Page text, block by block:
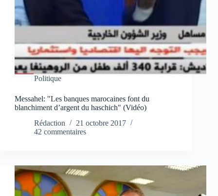
Politique
Messahel: "Les banques marocaines font du
blanchiment d’argent du haschich" (Vidéo)
Rédaction
21 octobre 2017
42 commentaires